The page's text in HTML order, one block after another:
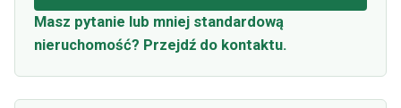
Masz pytanie lub mniej standardową
nieruchomość? Przejdź do kontaktu.